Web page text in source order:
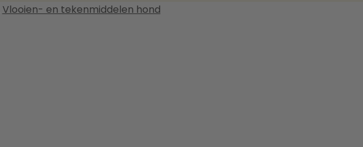
Vlooien- en tekenmiddelen hond